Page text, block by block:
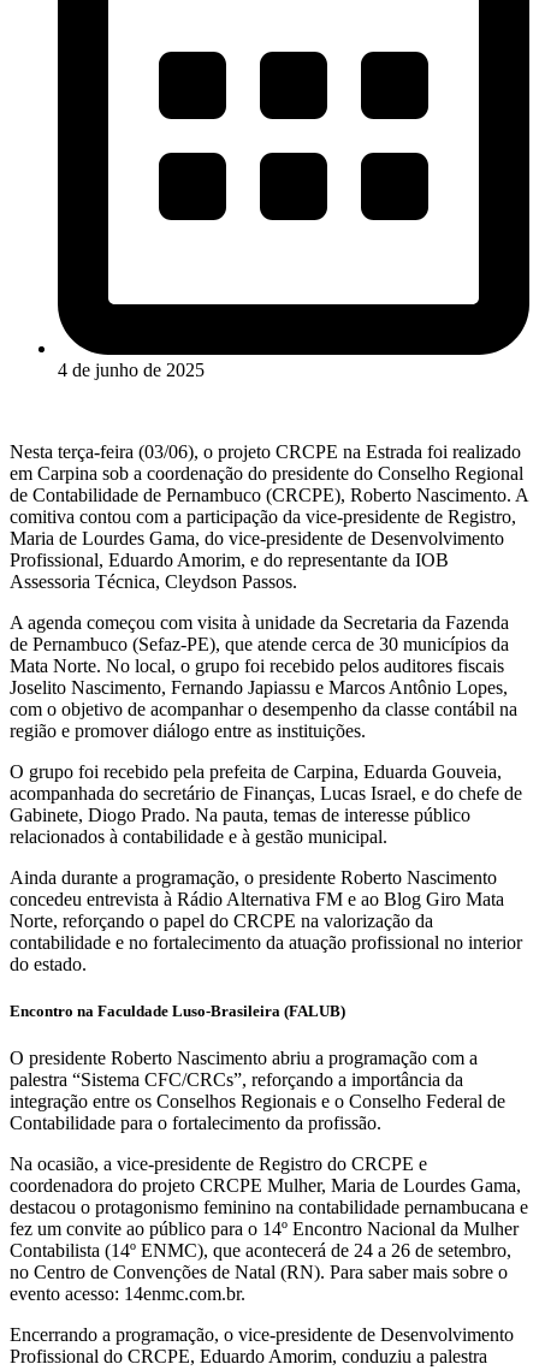
4 de junho de 2025
Nesta terça-feira (03/06), o projeto CRCPE na Estrada foi realizado
em Carpina sob a coordenação do presidente do Conselho Regional
de Contabilidade de Pernambuco (CRCPE), Roberto Nascimento. A
comitiva contou com a participação da vice-presidente de Registro,
Maria de Lourdes Gama, do vice-presidente de Desenvolvimento
Profissional, Eduardo Amorim, e do representante da IOB
Assessoria Técnica, Cleydson Passos.
A agenda começou com visita à unidade da Secretaria da Fazenda
de Pernambuco (Sefaz-PE), que atende cerca de 30 municípios da
Mata Norte. No local, o grupo foi recebido pelos auditores fiscais
Joselito Nascimento, Fernando Japiassu e Marcos Antônio Lopes,
com o objetivo de acompanhar o desempenho da classe contábil na
região e promover diálogo entre as instituições.
O grupo foi recebido pela prefeita de Carpina, Eduarda Gouveia,
acompanhada do secretário de Finanças, Lucas Israel, e do chefe de
Gabinete, Diogo Prado. Na pauta, temas de interesse público
relacionados à contabilidade e à gestão municipal.
Ainda durante a programação, o presidente Roberto Nascimento
concedeu entrevista à Rádio Alternativa FM e ao Blog Giro Mata
Norte, reforçando o papel do CRCPE na valorização da
contabilidade e no fortalecimento da atuação profissional no interior
do estado.
Encontro na Faculdade Luso-Brasileira (FALUB)
O presidente Roberto Nascimento abriu a programação com a
palestra “Sistema CFC/CRCs”, reforçando a importância da
integração entre os Conselhos Regionais e o Conselho Federal de
Contabilidade para o fortalecimento da profissão.
Na ocasião, a vice-presidente de Registro do CRCPE e
coordenadora do projeto CRCPE Mulher, Maria de Lourdes Gama,
destacou o protagonismo feminino na contabilidade pernambucana e
fez um convite ao público para o 14º Encontro Nacional da Mulher
Contabilista (14º ENMC), que acontecerá de 24 a 26 de setembro,
no Centro de Convenções de Natal (RN). Para saber mais sobre o
evento acesso: 14enmc.com.br.
Encerrando a programação, o vice-presidente de Desenvolvimento
Profissional do CRCPE, Eduardo Amorim, conduziu a palestra